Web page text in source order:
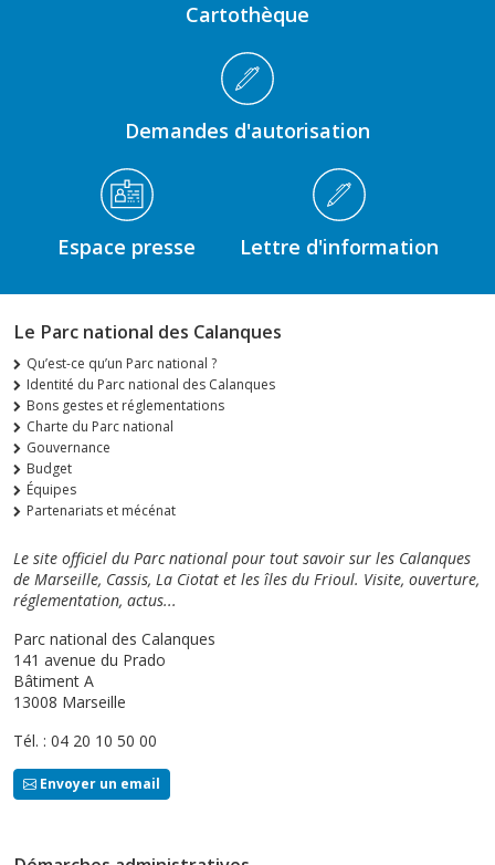
Cartothèque
Demandes d'autorisation
Espace presse Lettre d'information
Le Parc national des Calanques
Qu’est-ce qu’un Parc national ?
Identité du Parc national des Calanques
Bons gestes et réglementations
Charte du Parc national
Gouvernance
Budget
Équipes
Partenariats et mécénat
Le site officiel du Parc national pour tout savoir sur les Calanques
de Marseille, Cassis, La Ciotat et les îles du Frioul. Visite, ouverture,
réglementation, actus...
Parc national des Calanques
141 avenue du Prado
Bâtiment A
13008 Marseille
Tél. : 04 20 10 50 00
Envoyer un email